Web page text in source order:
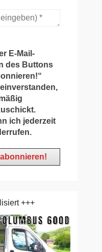
E-Mail-
des Buttons
ich jederzeit
+++